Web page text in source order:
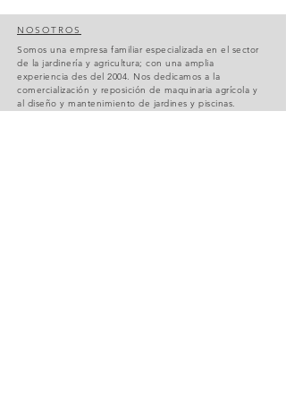
NOSOTROS
Somos una empresa familiar especializada en el sector
de la jardinería y agricultura; con una amplia
experiencia des del 2004. Nos dedicamos a la
comercialización y reposición de maquinaria agrícola y
al diseño y mantenimiento de jardines y piscinas.